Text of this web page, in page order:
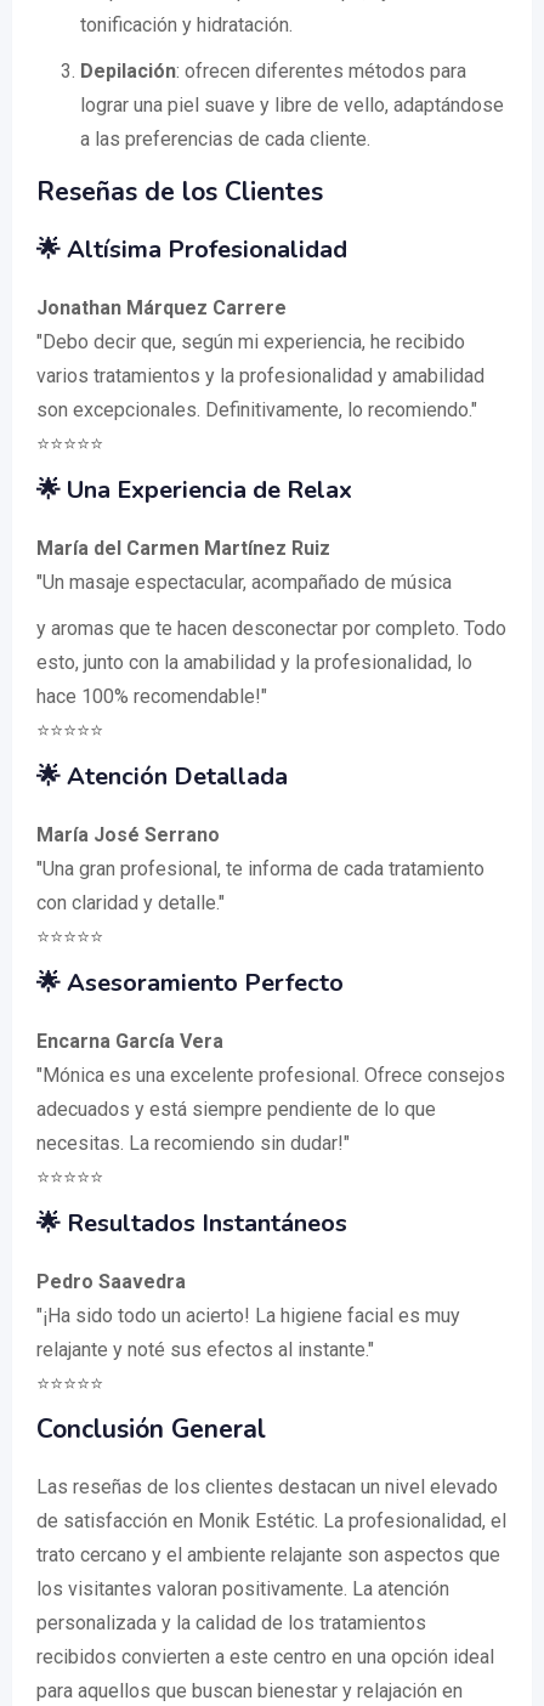
tonificación y hidratación.
Depilación: ofrecen diferentes métodos para
lograr una piel suave y libre de vello, adaptándose
a las preferencias de cada cliente.
Reseñas de los Clientes
🌟 Altísima Profesionalidad
Jonathan Márquez Carrere
"Debo decir que, según mi experiencia, he recibido
varios tratamientos y la profesionalidad y amabilidad
son excepcionales. Definitivamente, lo recomiendo."
⭐️⭐️⭐️⭐️⭐️
🌟 Una Experiencia de Relax
María del Carmen Martínez Ruiz
"Un masaje espectacular, acompañado de música
y aromas que te hacen desconectar por completo. Todo
esto, junto con la amabilidad y la profesionalidad, lo
hace 100% recomendable!"
⭐️⭐️⭐️⭐️⭐️
🌟 Atención Detallada
María José Serrano
"Una gran profesional, te informa de cada tratamiento
con claridad y detalle."
⭐️⭐️⭐️⭐️⭐️
🌟 Asesoramiento Perfecto
Encarna García Vera
"Mónica es una excelente profesional. Ofrece consejos
adecuados y está siempre pendiente de lo que
necesitas. La recomiendo sin dudar!"
⭐️⭐️⭐️⭐️⭐️
🌟 Resultados Instantáneos
Pedro Saavedra
"¡Ha sido todo un acierto! La higiene facial es muy
relajante y noté sus efectos al instante."
⭐️⭐️⭐️⭐️⭐️
Conclusión General
Las reseñas de los clientes destacan un nivel elevado
de satisfacción en Monik Estétic. La profesionalidad, el
trato cercano y el ambiente relajante son aspectos que
los visitantes valoran positivamente. La atención
personalizada y la calidad de los tratamientos
recibidos convierten a este centro en una opción ideal
para aquellos que buscan bienestar y relajación en